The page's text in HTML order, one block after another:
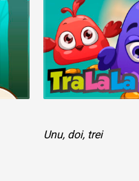
Unu, doi, trei